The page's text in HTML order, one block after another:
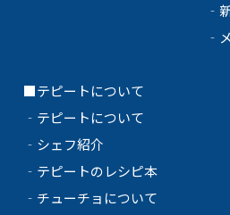
‐
‐
■テピートについて
‐ テピートについて
‐ シェフ紹介
‐ テピートのレシピ本
‐ チューチョについて